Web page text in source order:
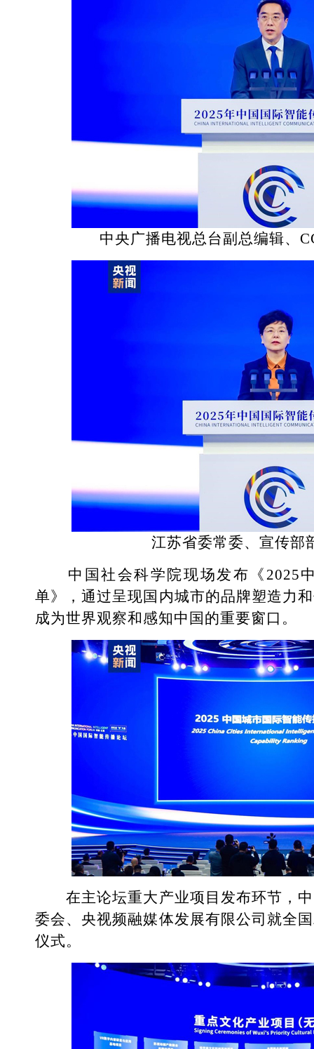
中央广播电视总台副总编辑、
江苏省委常委、宣传部
中国社会科学院现场发布《2025
单》，通过呈现国内城市的品牌塑造力
成为世界观察和感知中国的重要窗口。
在主论坛重大产业项目发布环节，中
委会、央视频融媒体发展有限公司就全
仪式。